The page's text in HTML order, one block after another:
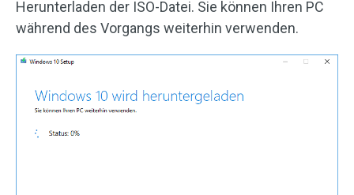
Herunterladen der ISO-Datei. Sie können Ihren PC
während des Vorgangs weiterhin verwenden.